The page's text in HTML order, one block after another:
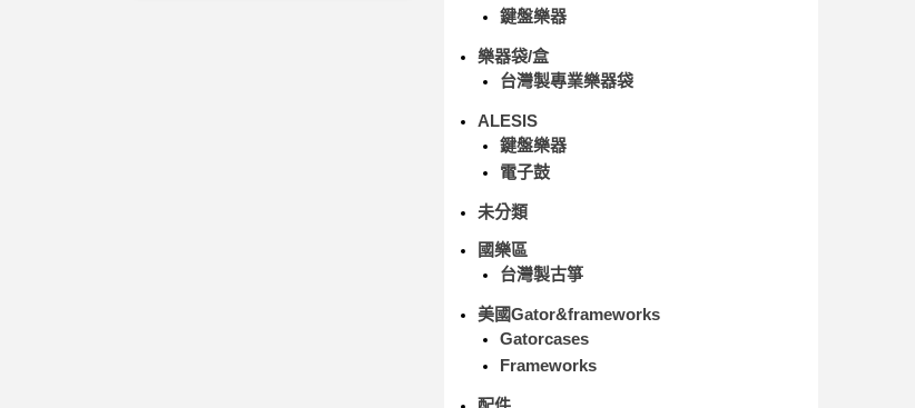
鍵盤樂器
樂器袋/盒
台灣製專業樂器袋
ALESIS
鍵盤樂器
電子鼓
未分類
國樂區
台灣製古箏
美國Gator&frameworks
Gatorcases
Frameworks